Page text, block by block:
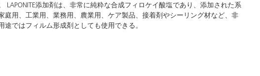
LAPONITE添加剤は、非常に純粋な合成フィロケイ酸塩であり、添加された系
庭用、工業用、業務用、農業用、ケア製品、接着剤やシーリング材など、非
ではフィルム形成剤としても使用できる。